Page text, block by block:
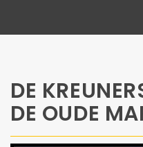
DE
DE OUDE